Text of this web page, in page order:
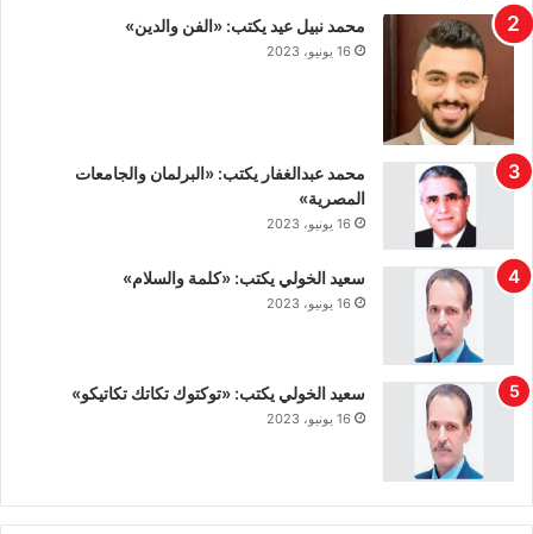
محمد نبيل عيد يكتب: «الفن والدين»
16 يونيو، 2023
محمد عبدالغفار يكتب: «البرلمان والجامعات
المصرية»
16 يونيو، 2023
سعيد الخولي يكتب: «كلمة والسلام»
16 يونيو، 2023
سعيد الخولي يكتب: «توكتوك تكاتك تكاتيكو»
16 يونيو، 2023